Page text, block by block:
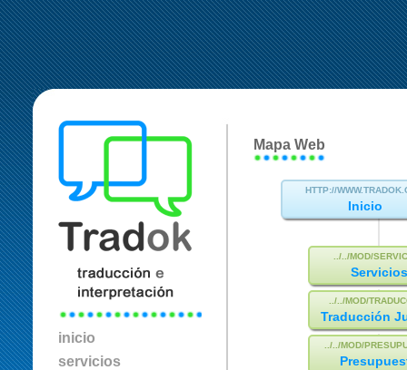
inicio
servicios
Mapa Web
Inicio
Servicios
Traducción